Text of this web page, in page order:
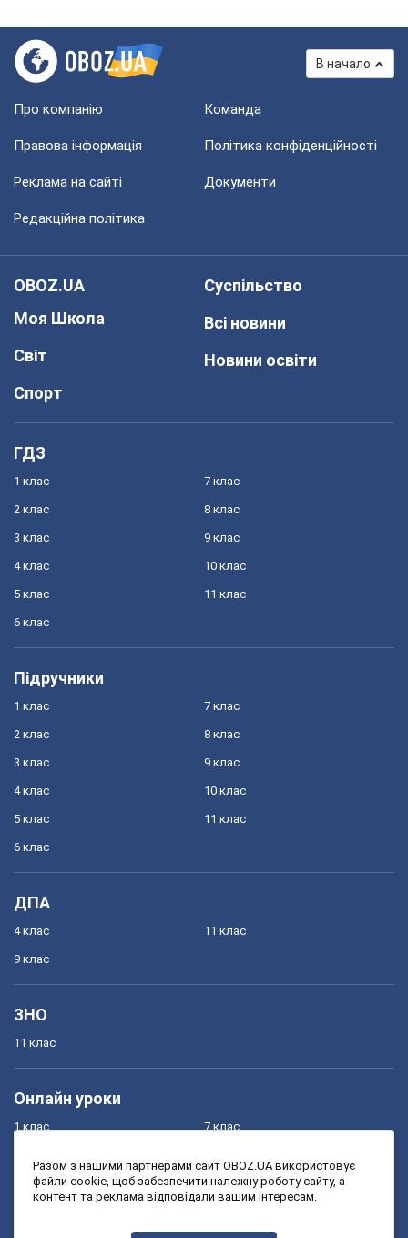
В начало
Про компанію Команда
Правова інформація Політика конфіденційності
Реклама на сайті Документи
Редакційна політика
OBOZ.UA
Моя Школа
Світ
Спорт
Суспільство
Всі новини
Новини освіти
ГДЗ
1 клас
2 клас
3 клас
4 клас
5 клас
6 клас
7 клас
8 клас
9 клас
10 клас
11 клас
Підручники
1 клас
2 клас
3 клас
4 клас
5 клас
6 клас
7 клас
8 клас
9 клас
10 клас
11 клас
ДПА
4 клас
9 клас
11 клас
ЗНО
11 клас
Онлайн уроки
1 клас
3 клас
7 клас
9 клас
Разом з нашими партнерами сайт OBOZ.UA використовує
файли cookie, щоб забезпечити належну роботу сайту, а
контент та реклама відповідали вашим інтересам.